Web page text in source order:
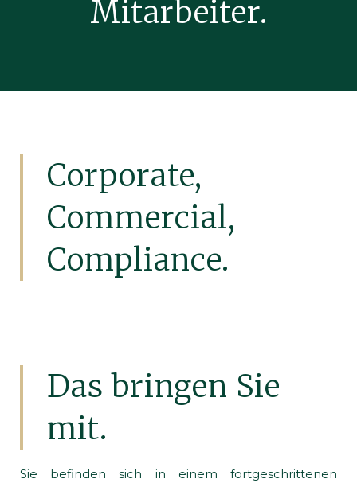
Mitarbeiter.
Corporate,
Commercial,
Compliance.
Das bringen Sie
mit.
Sie befinden sich in einem fortgeschrittenen